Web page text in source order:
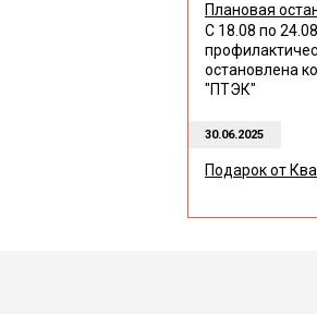
Плановая
С 18.08 по
остановлена
"ПТЭК"
30.06.2025
Подарок от